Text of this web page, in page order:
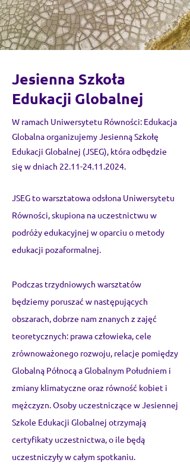
Jesienna Szkoła
Edukacji Globalnej
W ramach Uniwersytetu Równości: Edukacja
Globalna organizujemy Jesienną Szkołę
Edukacji Globalnej (JSEG), która odbędzie
się w dniach 22.11-24.11.2024.
JSEG to warsztatowa odsłona Uniwersytetu
Równości, skupiona na uczestnictwu w
podróży edukacyjnej w oparciu o metody
edukacji pozaformalnej.
Podczas trzydniowych warsztatów
będziemy poruszać w następujących
obszarach, dobrze nam znanych z zajęć
teoretycznych: prawa człowieka, cele
zrównoważonego rozwoju, relacje pomiędzy
Globalną Północą a Globalnym Południem i
zmiany klimatyczne oraz równość kobiet i
mężczyzn. Osoby uczestniczące w Jesiennej
Szkole Edukacji Globalnej otrzymają
certyfikaty uczestnictwa, o ile będą
uczestniczyły w całym spotkaniu.